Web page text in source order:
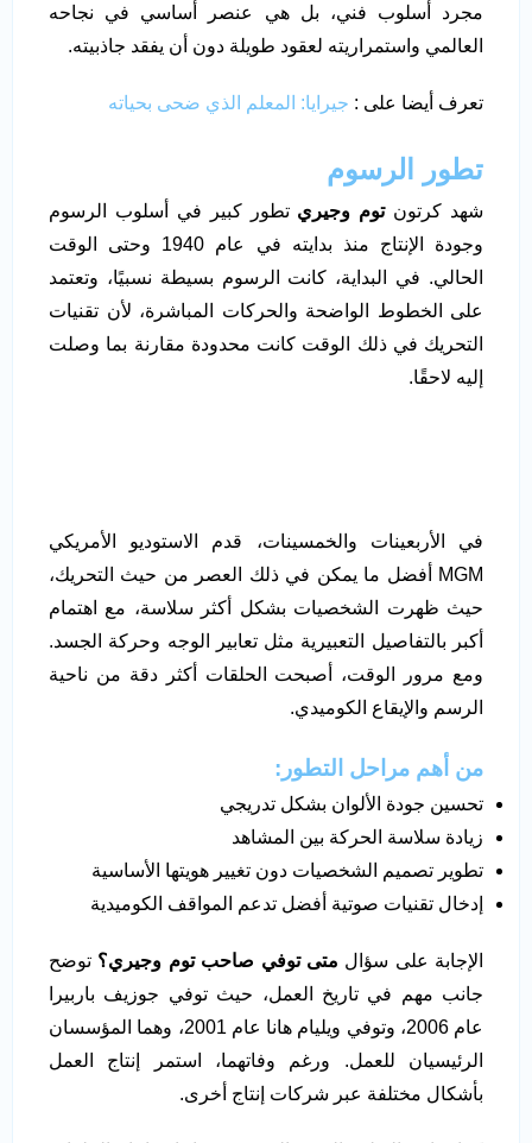
مجرد أسلوب فني، بل هي عنصر أساسي في نجاحه
العالمي واستمراريته لعقود طويلة دون أن يفقد جاذبيته.
تعرف أيضا على : جيرايا: المعلم الذي ضحى بحياته
تطور الرسوم
شهد كرتونتوم وجيري تطور كبير في أسلوب الرسوم
وجودة الإنتاج منذ بدايته في عام 1940 وحتى الوقت
الحالي. في البداية، كانت الرسوم بسيطة نسبيًا، وتعتمد
على الخطوط الواضحة والحركات المباشرة، لأن تقنيات
التحريك في ذلك الوقت كانت محدودة مقارنة بما وصلت
إليه لاحقًا.
في الأربعينات والخمسينات، قدم الاستوديو الأمريكي
MGM أفضل ما يمكن في ذلك العصر من حيث التحريك،
حيث ظهرت الشخصيات بشكل أكثر سلاسة، مع اهتمام
أكبر بالتفاصيل التعبيرية مثل تعابير الوجه وحركة الجسد.
ومع مرور الوقت، أصبحت الحلقات أكثر دقة من ناحية
الرسم والإيقاع الكوميدي.
من أهم مراحل التطور:
تحسين جودة الألوان بشكل تدريجي
زيادة سلاسة الحركة بين المشاهد
تطوير تصميم الشخصيات دون تغيير هويتها الأساسية
إدخال تقنيات صوتية أفضل تدعم المواقف الكوميدية
الإجابة على سؤال متى توفي صاحب توم وجيري؟ توضح
جانب مهم في تاريخ العمل، حيث توفي جوزيف باربيرا
عام 2006، وتوفي ويليام هانا عام 2001، وهما المؤسسان
الرئيسيان للعمل. ورغم وفاتهما، استمر إنتاج العمل
بأشكال مختلفة عبر شركات إنتاج أخرى.